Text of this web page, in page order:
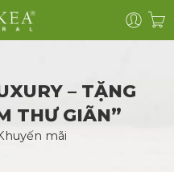
– TẶNG
THƯ GIÃN”
mãi